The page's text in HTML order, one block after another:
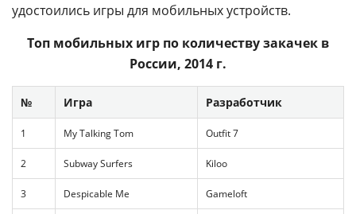
удостоились игры для мобильных устройств.
Топ мобильных игр по количеству закачек в
России, 2014 г.
№ Игра Разработчик
1 My Talking Tom Outfit 7
2 Subway Surfers Kiloo
3 Despicable Me Gameloft